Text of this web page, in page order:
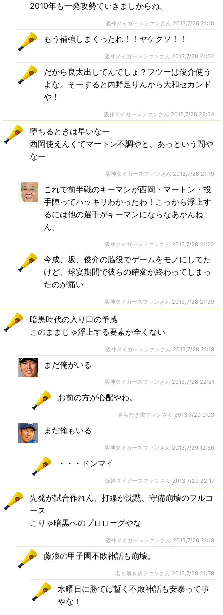
2010年も一発攻勢でいきましからね。
阪神タイガースファンさん 2013,7/28 21:18
もう補強しまくったれ！！ヤケクソ！！
阪神タイガースファンさん 2013,7/28 21:52
だから良太出してんでしょ？フツーは俊介使う
よな。そーすると内野足りんから大和セカンド
や！
阪神タイガースファンさん 2013,7/28 22:54
堕ちるときは早いなー
西岡使えんくてマートン不調やと、あっという間や
なー
阪神タイガースファンさん 2013,7/28 21:19
これで前半戦のキーマンが西岡・マートン・投
手陣ってハッキリわかったわ！こっから浮上す
るには他の選手がキーマンにならなあかんね
ん。
阪神タイガースファンさん 2013,7/28 21:22
今成、坂、俊介の脇役でゲームをモノにしてた
けど、球宴期間で彼らの確変が終わってしまっ
たのが痛い
阪神タイガースファンさん 2013,7/28 21:29
暗黒時代の入り口の予感
このままじゃ浮上する要素が全くない
阪神タイガースファンさん 2013,7/28 21:19
まだ俺がいる
阪神タイガースファンさん 2013,7/28 22:51
お前の方が心配やわ。
名も無き虎ファンさん 2013,7/29 0:03
まだ俺もいる
阪神タイガースファンさん 2013,7/29 12:56
・・・ドンマイ
阪神タイガースファンさん 2013,7/29 22:17
先発が試合作れん、打線が沈黙、守備崩壊のフルコ
ース
こりゃ暗黒へのプロローグやな
阪神タイガースファンさん 2013,7/28 21:19
藤浪の甲子園不敗神話も崩壊。
名も無き虎ファンさん 2013,7/28 21:59
水曜日に勝てば暫く不敗神話も安泰って事
やな！